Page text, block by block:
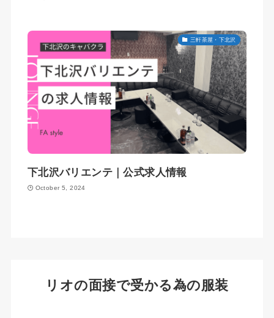
三軒茶屋・下北沢
下北沢バリエンテ｜公式求人情報
October 5, 2024
リオの面接で受かる為の服装